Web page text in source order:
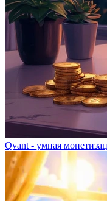
Qvant - умная